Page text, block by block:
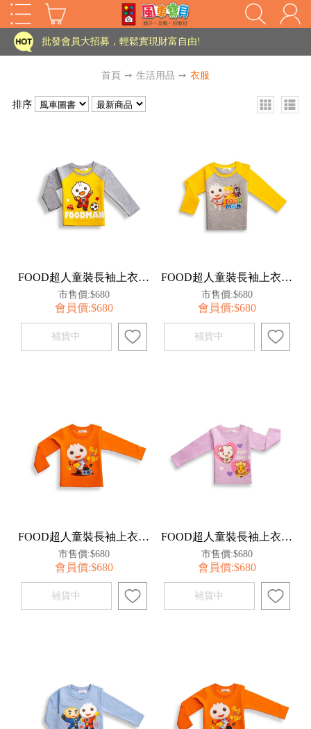
HOT
家長樂了!「風車書版集團暨FOOD超人企業總部」目前正興建中!
批發會員大招募，輕鬆實現財富自由!
老師您好!!幼教會員火熱招募中~
批發會員大招募，輕鬆實現財富自由!
如需更改或重開發票 需在訂單成立三天內通知客服 寄回發票需附上回郵郵票
首頁 ➙ 生活用品 ➙ 衣服
排序
FOOD超人童裝長袖上衣130-黃(足球)【百事特】
市售價:$680
會員價:$680
FOOD超人童裝長袖上衣130-灰(太空人)【百事特】
市售價:$680
會員價:$680
FOOD超人童裝長袖上衣130-橘【百事特】
市售價:$680
會員價:$680
FOOD超人童裝長袖上衣130-紫【百事特】
市售價:$680
會員價:$680